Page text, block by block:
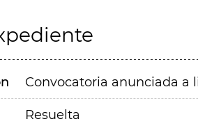
Convocatoria anunciada a
Resuelta